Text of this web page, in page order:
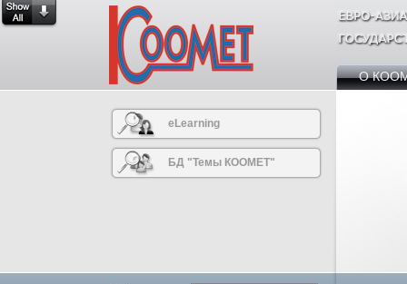
О
eLearning
БД "Темы КООМЕТ"